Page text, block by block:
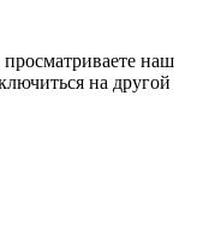
наш
на другой